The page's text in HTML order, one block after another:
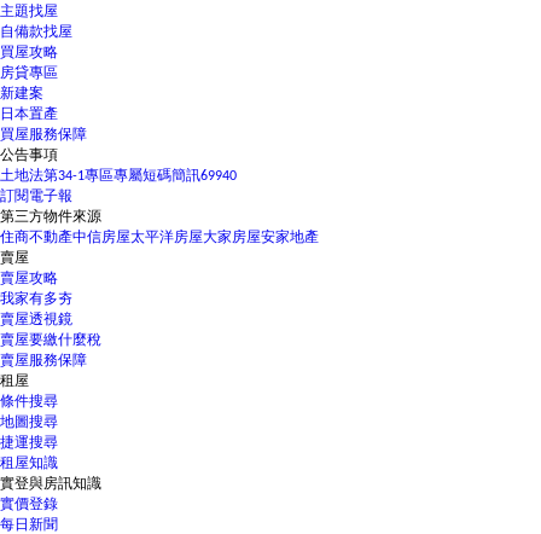
主題找屋
自備款找屋
買屋攻略
房貸專區
新建案
日本置產
買屋服務保障
公告事項
土地法第34-1專區專屬短碼簡訊69940
訂閱電子報
第三方物件來源
住商不動產中信房屋太平洋房屋大家房屋安家地產
賣屋
賣屋攻略
我家有多夯
賣屋透視鏡
賣屋要繳什麼稅
賣屋服務保障
租屋
條件搜尋
地圖搜尋
捷運搜尋
租屋知識
實登與房訊知識
實價登錄
每日新聞